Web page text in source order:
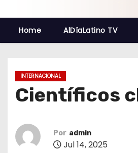
Home AlDíaLatino TV
INTERNACIONAL
Científicos
Por admin
Jul 14, 2025